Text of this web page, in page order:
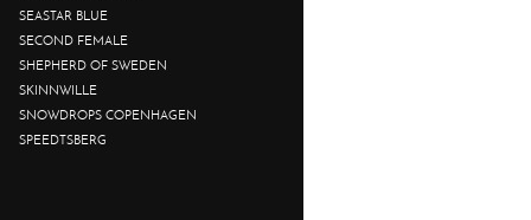
SEASTAR BLUE
SECOND FEMALE
SHEPHERD OF SWEDEN
SKINNWILLE
SNOWDROPS COPENHAGEN
SPEEDTSBERG